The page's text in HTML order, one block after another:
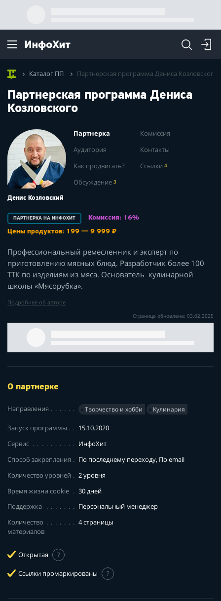
Каталог ПП Партнерская программа Дениса Козловского
Партнерская программа Дениса
Козловского
Денис Козловский
Партнерка
Комиссия
Аудитория
Контакты
Как продвигать?
Ссылки 4
Обсуждение3
ПАРТНЕРКА НА ИНФОХИТ
Комиссия: 16%
Цены продуктов: 199 — 9 999 ₽
Профессиональный ремесленник и эксперт по
приготовлению мясных блюд. Разработчик более 100
ТТК по изделиям из мяса. Основатель кулинарной
школы «Мясорубка».
Подробнее об авторе
Страница обновлена: 03.02.2025
О партнерке
Направления Творчество и хобби Кулинария
Запуск программы
15.10.2020
Сервис
ИнфоХит
Способ закрепления
По последнему переходу, По email
Количество уровней
2 уровня
Время жизни cookie
30 дней
Поддержка
Персональный менеджер
Количество
материалов
4 страницы
Открытая ?
Ссылки промаркированы ?